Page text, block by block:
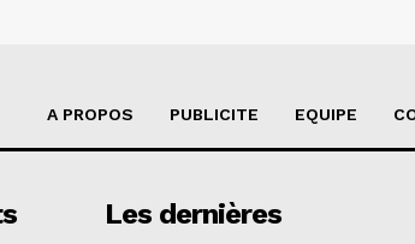
A PROPOS PUBLICITE EQUIPE
Les dernières